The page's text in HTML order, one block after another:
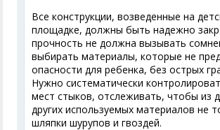
Все конструкции, возведенные на
площадке, должны быть надежно
прочность не должна вызывать
выбирать материалы, которые не
опасности для ребенка, без острых
Нужно систематически
мест стыков, отслеживать, чтобы из
других используемых материалов не
шляпки шурупов и гвоздей.